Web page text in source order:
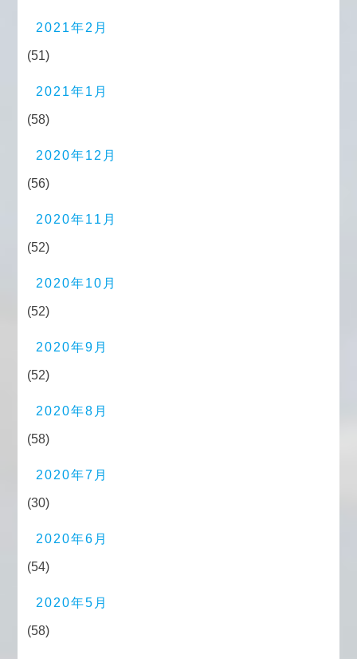
2021年2月
(51)
2021年1月
(58)
2020年12月
(56)
2020年11月
(52)
2020年10月
(52)
2020年9月
(52)
2020年8月
(58)
2020年7月
(30)
2020年6月
(54)
2020年5月
(58)